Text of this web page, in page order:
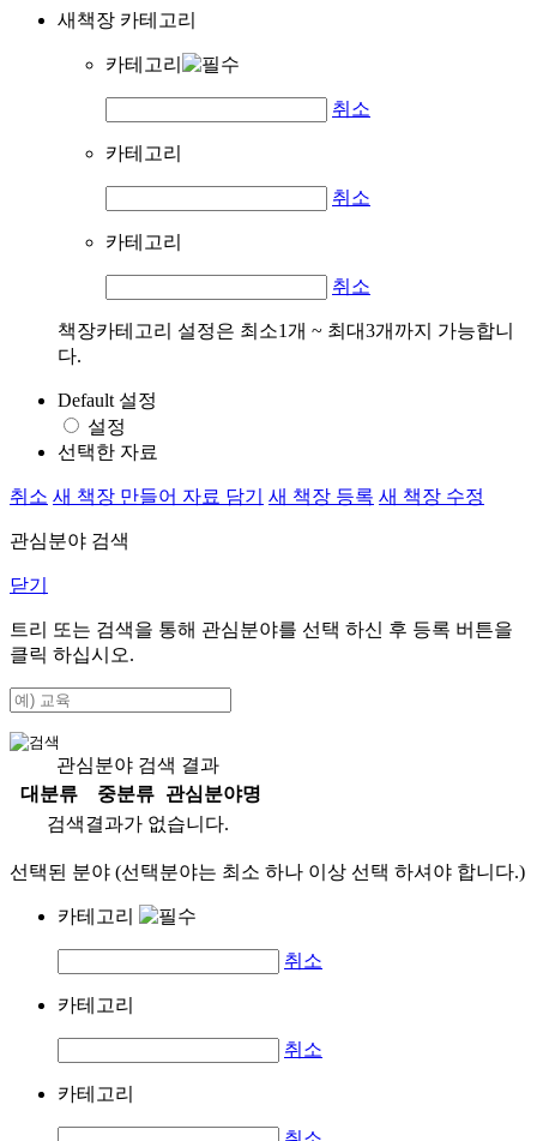
새책장 카테고리
카테고리
취소
카테고리
취소
카테고리
취소
책장카테고리 설정은 최소1개 ~ 최대3개까지 가능합니
다.
Default 설정
설정
선택한 자료
취소 새 책장 만들어 자료 담기 새 책장 등록 새 책장 수정
관심분야 검색
닫기
트리 또는 검색을 통해 관심분야를 선택 하신 후 등록 버튼을
클릭 하십시오.
관심분야 검색 결과
대분류
중분류
관심분야명
검색결과가 없습니다.
선택된 분야 (선택분야는 최소 하나 이상 선택 하셔야 합니다.)
카테고리
취소
카테고리
취소
카테고리